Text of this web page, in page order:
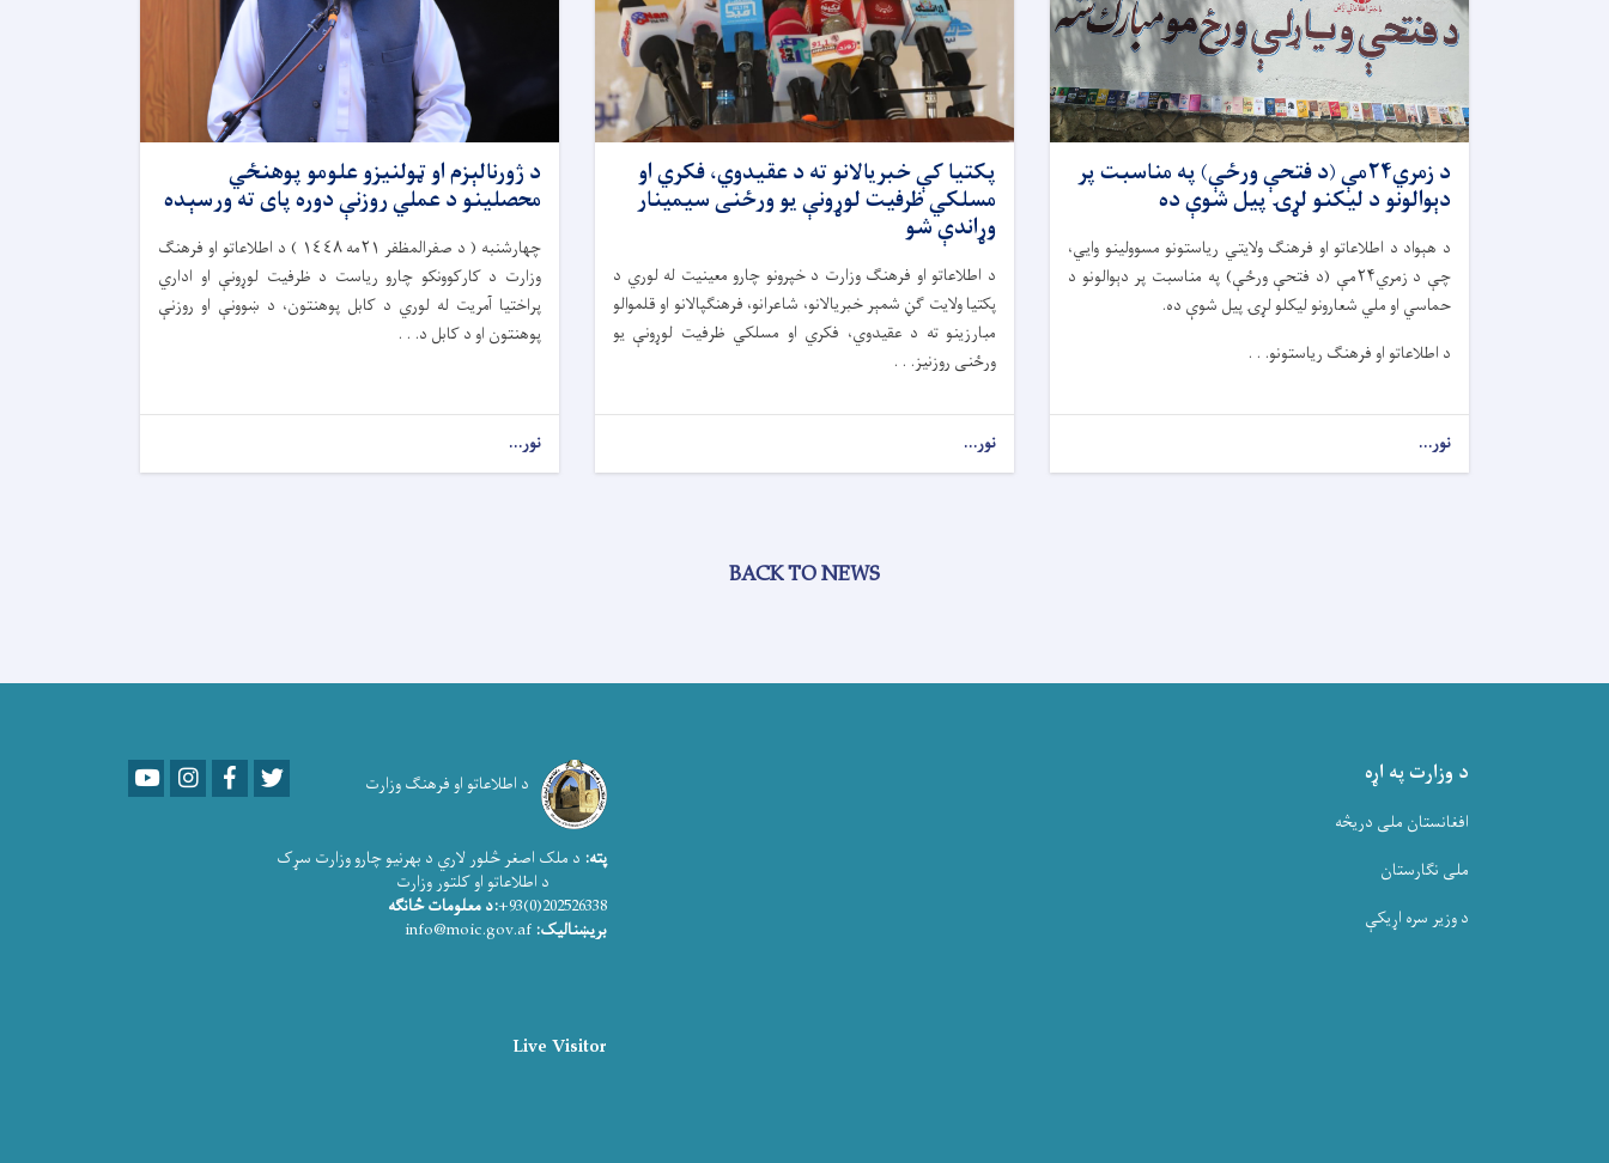
د زمري۲۴مې (د فتحې ورځې) په مناسبت پر
دېوالونو‌ د لیکنو لړۍ پیل شوې ده
د هېواد د اطلاعاتو او فرهنګ ولایتي ریاستونو مسوولینو وایي،
چې د زمري۲۴مې (‌د فتحې ورځې) په مناسبت پر دېوالونو د
حماسي او ملي شعارونو لیکلو لړۍ پیل شوې ده.
د اطلاعاتو او فرهنګ ریاستونو. . .
نور...
پکتیا کې خبریالانو ته د عقیدوي، فکري او
مسلکي ظرفیت لوړونې یو ورځنی سیمینار
وړاندې شو
د اطلاعاتو او فرهنګ وزارت د خپرونو چارو معینیت له لوري د
پکتیا ولایت ګڼ شمېر خبریالانو، شاعرانو، فرهنګپالانو او قلموالو
مبارزینو ته د عقیدوي، فکري او مسلکي ظرفیت لوړونې یو
ورځنی روزنیز. . .
نور...
د ژورنالېزم او ټولنیزو علومو پوهنځي
محصلینو د عملي روزنې دوره پای ته ورسېده
چهارشنبه ( د صفرالمظفر ٢١مه ١٤٤٨ ) د اطلاعاتو او فرهنګ
وزارت د کارکوونکو چارو ریاست د ظرفیت لوړونې او اداري
پراختیا آمریت له لوري د کابل پوهنتون، د ښوونې او روزنې
پوهنتون او د کابل د. . .
نور...
BACK TO NEWS
د وزارت په اړه
افغانستان ملی دریڅه
ملی نگارستان
د وزیر سره اړیکې
د اطلاعاتو او فرهنګ وزارت YoutubeLinkedInFacebook
پته: د ملک اصغر څلور لاري د بهرنیو چارو وزارت سړک
د اطلاعاتو او کلتور وزارت
202526338(0)93+
:د معلومات څانګه
بریښنالیک: info@moic.gov.af
Live Visitor